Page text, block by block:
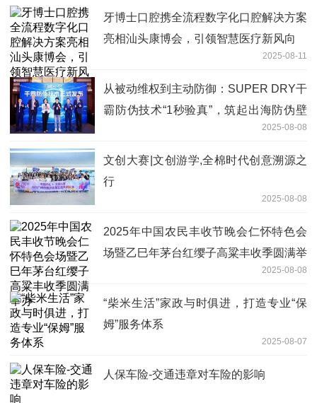
牙博士口腔携全流程数字化口腔解决方案
亮相汕头康博会，引领智慧医疗新风向
2025-08-11
从被动维权到主动防御：SUPER DRY干
霸防伪技术“1秒验真”，筑起出海防伪壁
2025-08-08
文创大赛|文创游学,全棉时代创意溯源之
行
2025-08-08
2025年中国农民丰收节晚会仁怀特色会
场暨乙巳年茅台红缨子高粱丰收季圆满举
2025-08-08
“柴米生活”家政与时俱进，打造专业“保
姆”服务体系
2025-08-07
人保车险-交通违章对车险的影响